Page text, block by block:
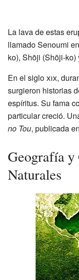
La lava de estas
llamado Senoumi
ko), Shōji (Shōji-ko)
En el sigloxix,
surgieron historias
espíritus. Su fama
particular creció.
no Tou, publicada
Geografía y
Naturales